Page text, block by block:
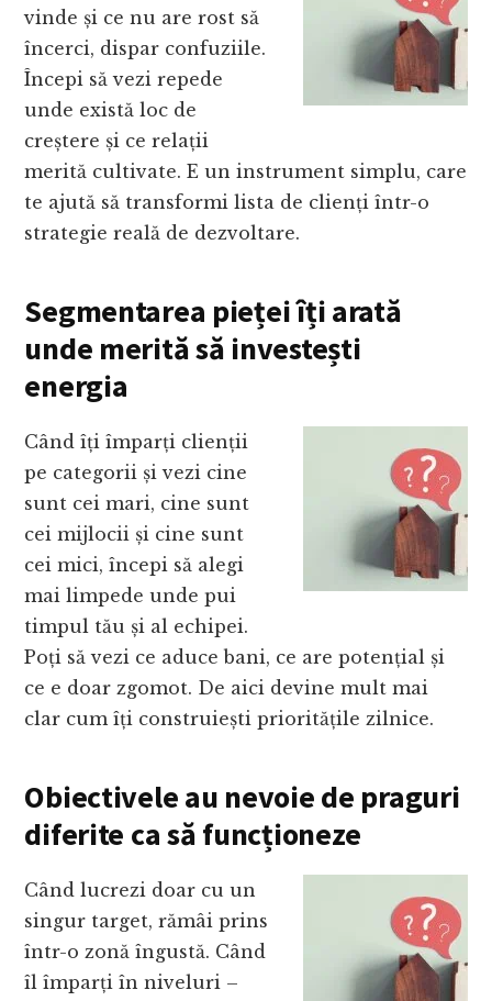
vinde și ce nu are rost să
încerci, dispar confuziile.
Începi să vezi repede
unde există loc de
creștere și ce relații
merită cultivate. E un instrument simplu, care
te ajută să transformi lista de clienți într-o
strategie reală de dezvoltare.
Segmentarea pieței îți arată
unde merită să investești
energia
Când îți împarți clienții
pe categorii și vezi cine
sunt cei mari, cine sunt
cei mijlocii și cine sunt
cei mici, începi să alegi
mai limpede unde pui
timpul tău și al echipei.
Poți să vezi ce aduce bani, ce are potențial și
ce e doar zgomot. De aici devine mult mai
clar cum îți construiești prioritățile zilnice.
Obiectivele au nevoie de praguri
diferite ca să funcționeze
Când lucrezi doar cu un
singur target, rămâi prins
într-o zonă îngustă. Când
îl împarți în niveluri –